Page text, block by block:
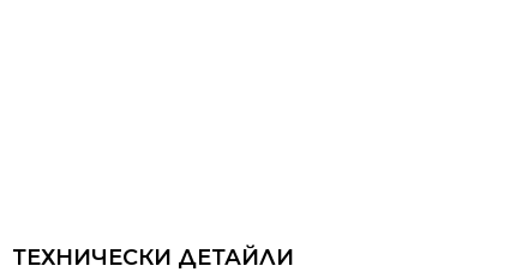
ТЕХНИЧЕСКИ ДЕТАЙЛИ